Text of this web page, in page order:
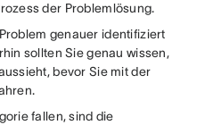
der Problemlösung.
genauer identifiziert
sollten Sie genau wissen,
bevor Sie mit der
fallen, sind die